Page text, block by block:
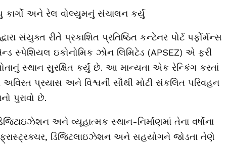
કાર્ગો અને રેલ વોલ્યુમનું સંચાલન કર્યુ
સંયુક્ત રીતે પ્રકાશિત પ્રતિષ્ઠિત કન્ટેનર પોર્ટ પર્ફોર્મન્સ
સ્પેશિયલ ઇકોનોમિક ઝોન લિમિટેડ (APSEZ) એ ફરી
સ્થાન સુરક્ષિત કર્યું છે. આ માન્યતા એક રેન્કિંગ કરતાં
પ્રયાસ અને વિશ્વની સૌથી મોટી સંકલિત પરિવહન
પુરાવો છે.
અને વ્યૂહાત્મક સ્થાન-નિર્માણમાં તેના વર્ષોના
ડિજિટલાઇઝેશન અને સહયોગને જોડતા તેણે